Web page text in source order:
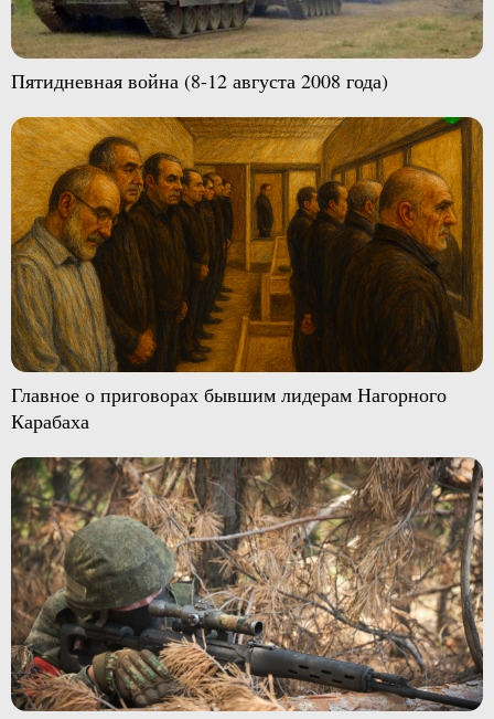
Пятидневная война (8-12 августа 2008 года)
Главное о приговорах бывшим лидерам Нагорного
Карабаха